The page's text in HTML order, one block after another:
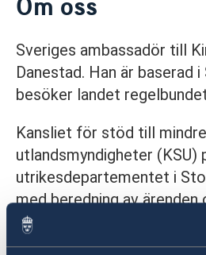
Kontakt
Dataskyddspolicy (GDPR)
Sveriges ambassadör till
Danestad. Han är baserad
besöker landet
Kansliet för stöd till mindre
utlandsmyndigheter (KSU)
utrikesdepartementet i
med beredning av ärenden
av sakfrågor,
det finns ett
Bisjkek,se